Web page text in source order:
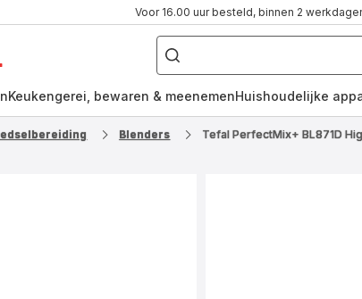
Voor 16.00 uur besteld, binnen 2
Waar
ben
naar
Keukengerei, bewaren & meenemenHuishoudelijke
Blenders Tefal PerfectMix+ BL871D